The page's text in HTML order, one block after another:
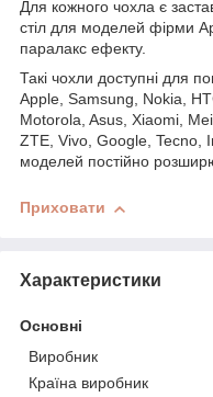
Для кожного чохла є
стіл для моделей фірми
паралакс ефекту.
Такі чохли доступні для
Apple, Samsung, Nokia,
Motorola, Asus, Xiaomi,
ZTE, Vivo, Google, Tecno,
моделей постійно
Приховати
Характеристики
Основні
Виробник
Країна виробник